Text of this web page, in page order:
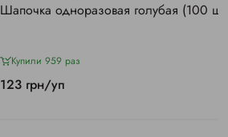
Шапочка одноразовая голубая (100 шт)
Купили 959 раз
123 грн/уп